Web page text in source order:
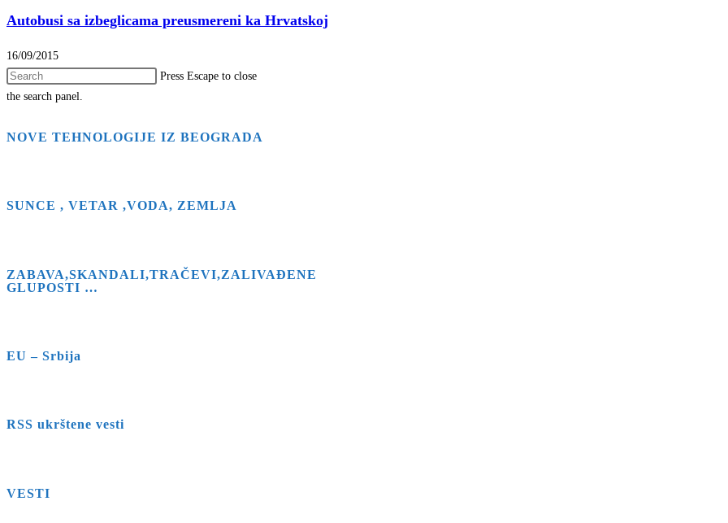
Autobusi sa izbeglicama preusmereni ka Hrvatskoj
16/09/2015
Press Escape to close
the search panel.
NOVE TEHNOLOGIJE IZ BEOGRADA
SUNCE , VETAR ,VODA, ZEMLJA
ZABAVA,SKANDALI,TRAČEVI,ZALIVAĐENE
GLUPOSTI …
EU – Srbija
RSS ukrštene vesti
VESTI